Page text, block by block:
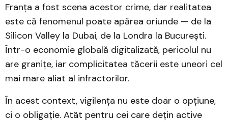
Franța a fost scena acestor crime, dar realitatea
este că fenomenul poate apărea oriunde — de la
Silicon Valley la Dubai, de la Londra la București.
Într-o economie globală digitalizată, pericolul nu
are granițe, iar complicitatea tăcerii este uneori cel
mai mare aliat al infractorilor.
În acest context, vigilența nu este doar o opțiune,
ci o obligație. Atât pentru cei care dețin active